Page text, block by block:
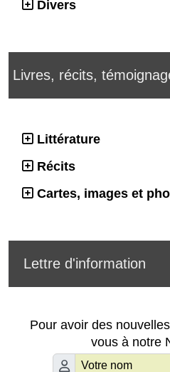
Divers
Livres, récits,
Littérature
Récits
Cartes, images et
Lettre d'information
Pour avoir des
vous à notre